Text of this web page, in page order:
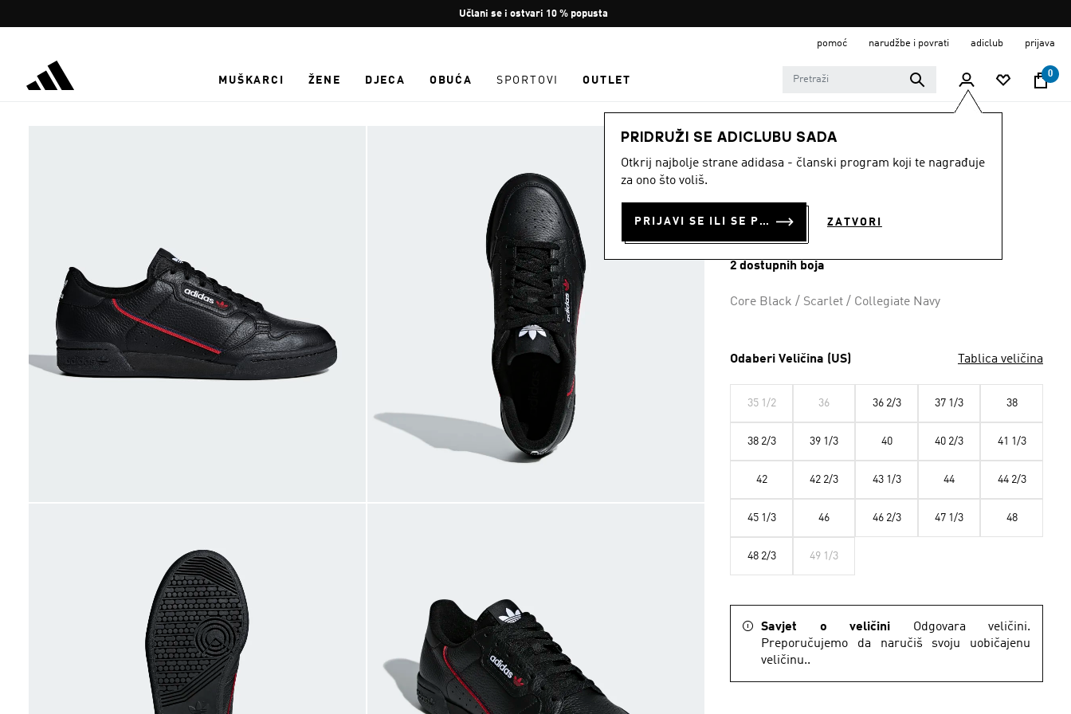
Zaustavi
rotaciju
Učlani se i ostvari 10 % popusta
pomoć narudžbe i povrati adiclub prijava
MUŠKARCI ŽENE DJECA OBUĆA SPORTOVI OUTLET
0
PRIDRUŽI SE ADICLUBU SADA
Otkrij najbolje strane adidasa - članski program koji te nagrađuje
za ono što voliš.
PRIJAVI SE ILI SE PRIDRUŽI SADA ZATVORI
MUŠKARCI Obuća
TENISICE
CONTINENTAL 80
€ 110.00
2 dostupnih boja
Core Black / Scarlet / Collegiate Navy
Odaberi Veličina (US) Tablica veličina
35 1/2 36 36 2/3 37 1/3 38
38 2/3 39 1/3 40 40 2/3 41 1/3
42 42 2/3 43 1/3 44 44 2/3
45 1/3 46 46 2/3 47 1/3 48
48 2/3 49 1/3
Savjet o veličini Odgovara veličini.
Preporučujemo da naručiš svoju uobičajenu
veličinu..